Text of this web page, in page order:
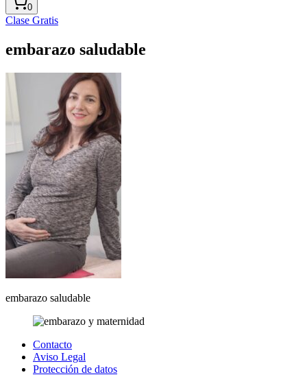
0
Clase Gratis
embarazo saludable
embarazo saludable
Contacto
Aviso Legal
Protección de datos